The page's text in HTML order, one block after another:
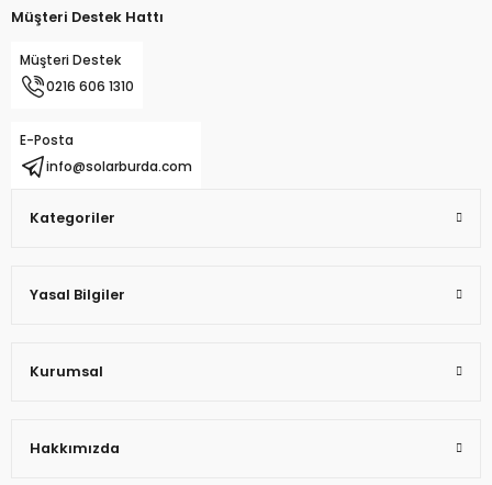
Müşteri Destek Hattı
Müşteri Destek
0216 606 1310
E-Posta
info@solarburda.com
Kategoriler
Yasal Bilgiler
Kurumsal
Hakkımızda